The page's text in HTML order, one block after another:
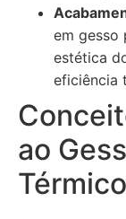
em gesso
estética
eficiência
ao
Térmico